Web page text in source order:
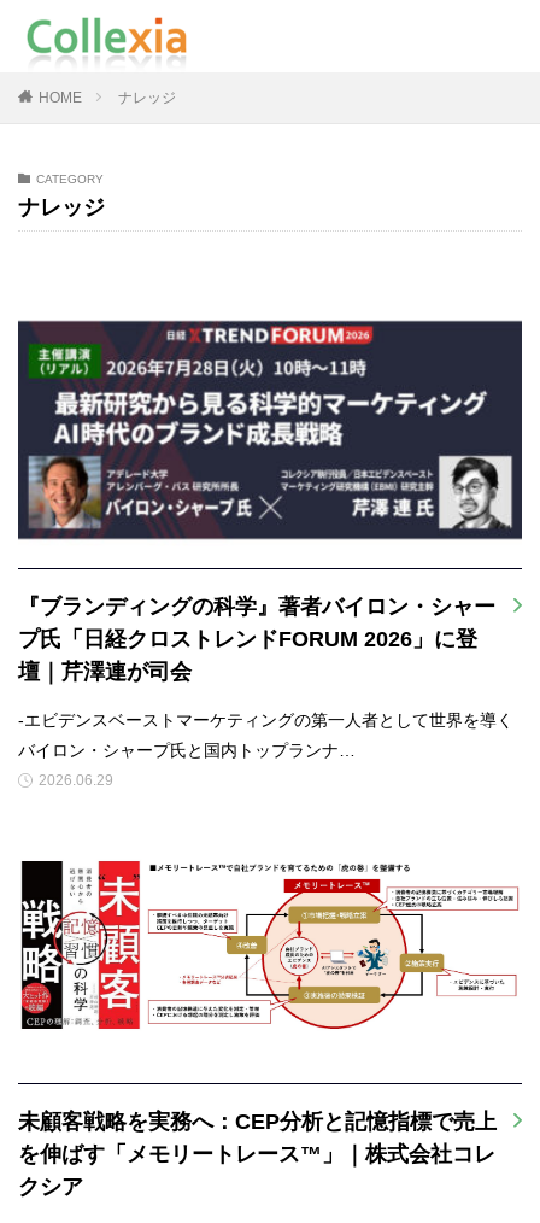
HOME ナレッジ
CATEGORY
ナレッジ
『ブランディングの科学』著者バイロン・シャー
プ氏「日経クロストレンドFORUM 2026」に登
壇｜芹澤連が司会
-エビデンスベーストマーケティングの第一人者として世界を導く
バイロン・シャープ氏と国内トップランナ…
2026.06.29
未顧客戦略を実務へ：CEP分析と記憶指標で売上
を伸ばす「メモリートレース™」｜株式会社コレ
クシア